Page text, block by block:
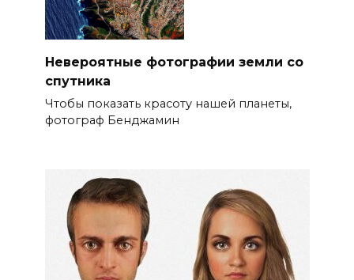
Невероятные фотографии земли со
спутника
Чтобы показать красоту нашей планеты,
фотограф Бенджамин